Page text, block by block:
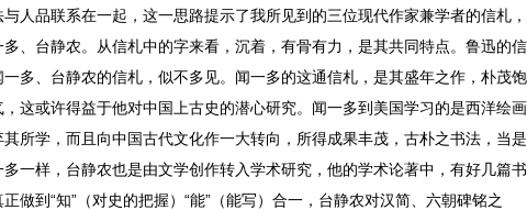
人品联系在一起，这一思路提示了我所见到的三位现代作家兼学者的信札，
、台静农。从信札中的字来看，沉着，有骨有力，是其共同特点。鲁迅的信
多、台静农的信札，似不多见。闻一多的这通信札，是其盛年之作，朴茂饱
这或许得益于他对中国上古史的潜心研究。闻一多到美国学习的是西洋绘画
所学，而且向中国古代文化作一大转向，所得成果丰茂，古朴之书法，当是
一样，台静农也是由文学创作转入学术研究，他的学术论著中，有好几篇书
做到“知”（对史的把握）“能”（能写）合一，台静农对汉简、六朝碑铭之